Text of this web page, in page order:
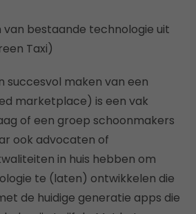
van bestaande technologie uit
Taxi)
succesvol maken van een
marketplace) is een vak
of een groep schoonmakers
ook advocaten of
in huis hebben om
te (laten) ontwikkelen die
de huidige generatie apps die